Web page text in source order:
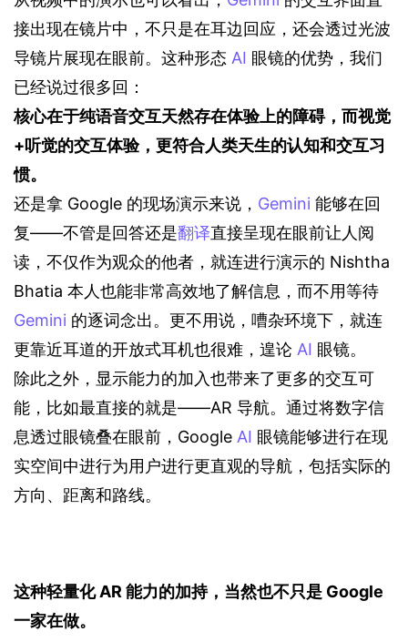
接出现在镜片中，不只是在耳边回应，还会透过光波
导镜片展现在眼前。这种形态 AI 眼镜的优势，我们
已经说过很多回：
核心在于纯语音交互天然存在体验上的障碍，而视觉
+听觉的交互体验，更符合人类天生的认知和交互习
惯。
还是拿 Google 的现场演示来说， Gemini 能够在回
复——不管是回答还是翻译直接呈现在眼前让人阅
读，不仅作为观众的他者，就连进行演示的 Nishtha
Gemini 的逐词念出。更不用说，嘈杂环境下，就连
更靠近耳道的开放式耳机也很难，遑论 AI 眼镜。
除此之外，显示能力的加入也带来了更多的交互可
能，比如最直接的就是——AR 导航。通过将数字信
息透过眼镜叠在眼前，Google AI 眼镜能够进行在现
实空间中进行为用户进行更直观的导航，包括实际的
方向、距离和路线。
这种轻量化 AR 能力的加持，当然也不只是 Google
一家在做。